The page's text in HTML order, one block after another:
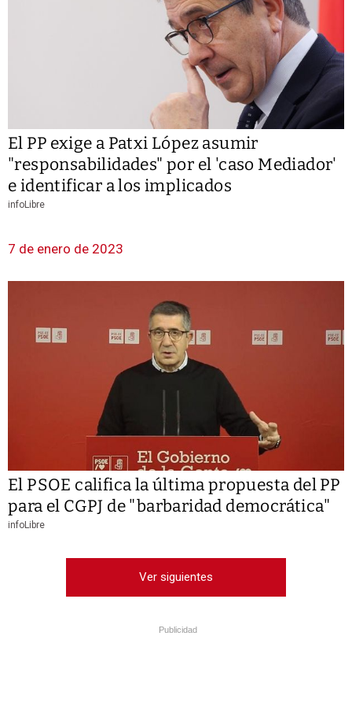
El PP exige a Patxi López asumir
"responsabilidades" por el 'caso Mediador'
e identificar a los implicados
infoLibre
7 de enero de 2023
El PSOE califica la última propuesta del PP
para el CGPJ de "barbaridad democrática"
infoLibre
Ver siguientes
Publicidad